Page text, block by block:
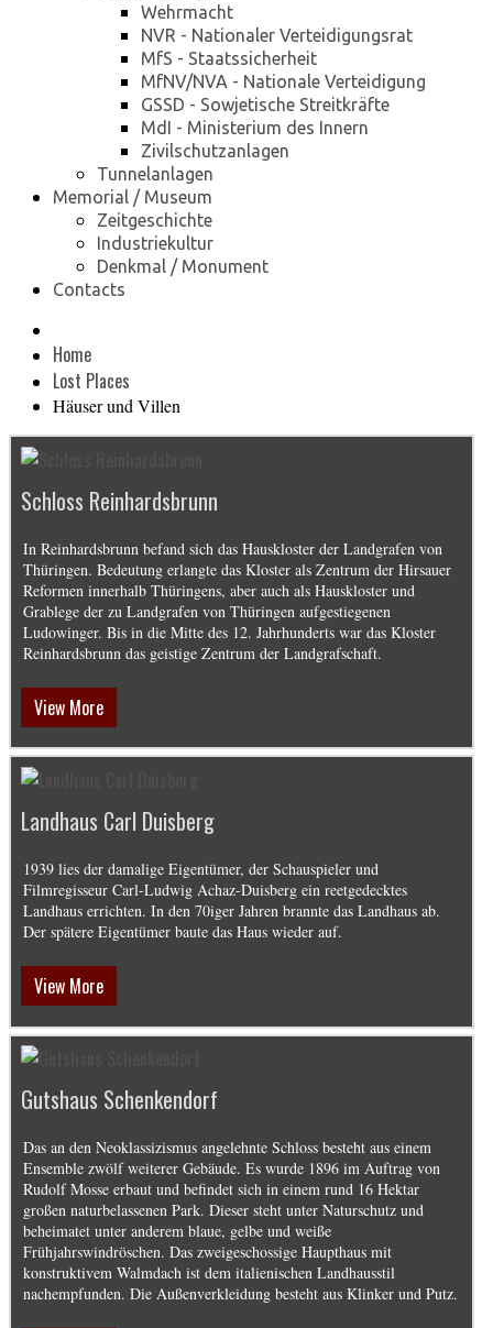
Wehrmacht
NVR - Nationaler Verteidigungsrat
MfS - Staatssicherheit
MfNV/NVA - Nationale Verteidigung
GSSD - Sowjetische Streitkräfte
MdI - Ministerium des Innern
Zivilschutzanlagen
Tunnelanlagen
Memorial / Museum
Zeitgeschichte
Industriekultur
Denkmal / Monument
Contacts
Home
Lost Places
Häuser und Villen
Schloss Reinhardsbrunn
In Reinhardsbrunn befand sich das Hauskloster der Landgrafen von
Thüringen. Bedeutung erlangte das Kloster als Zentrum der Hirsauer
Reformen innerhalb Thüringens, aber auch als Hauskloster und
Grablege der zu Landgrafen von Thüringen aufgestiegenen
Ludowinger. Bis in die Mitte des 12. Jahrhunderts war das Kloster
Reinhardsbrunn das geistige Zentrum der Landgrafschaft.
View More
Landhaus Carl Duisberg
1939 lies der damalige Eigentümer, der Schauspieler und
Filmregisseur Carl-Ludwig Achaz-Duisberg ein reetgedecktes
Landhaus errichten. In den 70iger Jahren brannte das Landhaus ab.
Der spätere Eigentümer baute das Haus wieder auf.
View More
Gutshaus Schenkendorf
Das an den Neoklassizismus angelehnte Schloss besteht aus einem
Ensemble zwölf weiterer Gebäude. Es wurde 1896 im Auftrag von
Rudolf Mosse erbaut und befindet sich in einem rund 16 Hektar
großen naturbelassenen Park. Dieser steht unter Naturschutz und
beheimatet unter anderem blaue, gelbe und weiße
Frühjahrswindröschen. Das zweigeschossige Haupthaus mit
konstruktivem Walmdach ist dem italienischen Landhausstil
nachempfunden. Die Außenverkleidung besteht aus Klinker und Putz.